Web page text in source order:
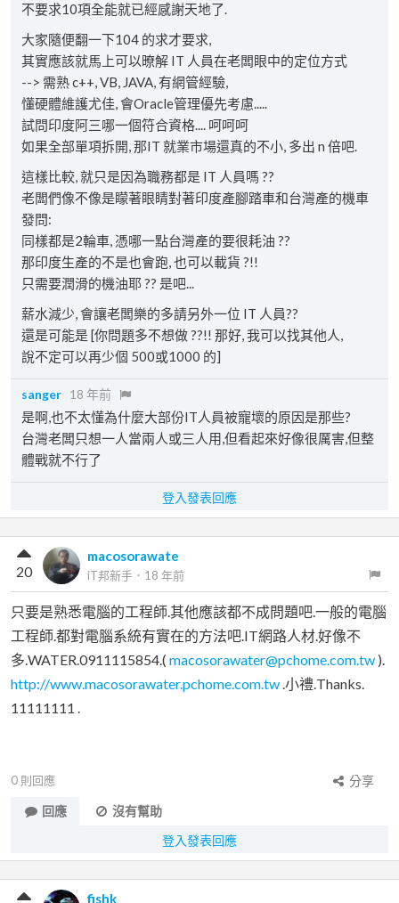
不要求10項全能就已經感謝天地了.
大家隨便翻一下104 的求才要求,
其實應該就馬上可以暸解 IT 人員在老闆眼中的定位方式
--> 需熟 c++, VB, JAVA, 有網管經驗,
懂硬體維護尤佳, 會Oracle管理優先考慮.....
試問印度阿三哪一個符合資格.... 呵呵呵
如果全部單項拆開, 那IT 就業市場還真的不小, 多出 n 倍吧.
這樣比較, 就只是因為職務都是 IT 人員嗎 ??
老闆們像不像是矇著眼睛對著印度產腳踏車和台灣產的機車
發問:
同樣都是2輪車, 憑哪一點台灣產的要很耗油 ??
那印度生產的不是也會跑, 也可以載貨 ?!!
只需要潤滑的機油耶 ?? 是吧...
薪水減少, 會讓老闆樂的多請另外一位 IT 人員??
還是可能是 [你問題多不想做 ??!! 那好, 我可以找其他人,
說不定可以再少個 500或1000 的]
sanger 18 年前
是啊,也不太懂為什麼大部份IT人員被寵壞的原因是那些?
台灣老闆只想一人當兩人或三人用,但看起來好像很厲害,但整
體戰就不行了
登入發表回應
macosorawate
iT邦新手 ． 18 年前
20
只要是熟悉電腦的工程師.其他應該都不成問題吧.一般的電腦
工程師.都對電腦系統有實在的方法吧.IT網路人材.好像不
多.WATER.0911115854.( macosorawater@pchome.com.tw ).
http://www.macosorawater.pchome.com.tw.小禮.Thanks.
11111111 .
0 則回應
分享
回應
沒有幫助
登入發表回應
fishk